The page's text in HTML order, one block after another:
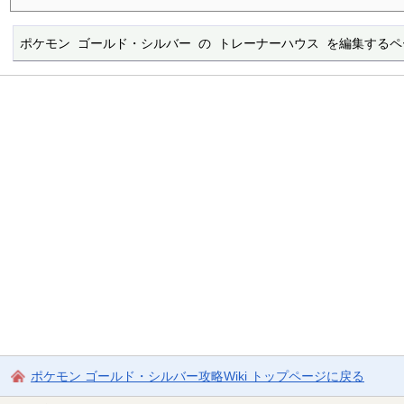
ポケモン ゴールド・シルバー の トレーナーハウス を編集するペ
ポケモン ゴールド・シルバー攻略Wiki トップページに戻る